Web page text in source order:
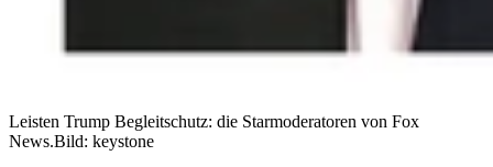
Leisten Trump Begleitschutz: die Starmoderatoren von Fox
News.Bild: keystone